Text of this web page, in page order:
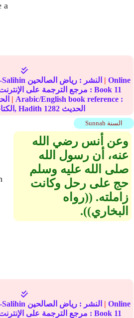
a
Salihin النشر : رياض الصالحين | Online
translation reference مرجع الترجمة على الإنترنت : Book 11
| Arabic/English book reference :
الكتاب, Hadith 1282 الحديث
Sunnah السنة
وعن أنس رضي الله
عنه، أن رسول الله
صلى الله عليه وسلم
حج على رحل وكانت
زاملته‏.‏ ‏(‏‏(‏رواه
البخاري‏)‏‏)‏‏.‏
Salihin النشر : رياض الصالحين | Online
translation reference مرجع الترجمة على الإنترنت : Book 11